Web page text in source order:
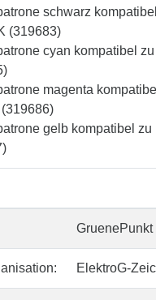
schwarz
(319683)
cyan kompatibel
magenta
gelb kompatibel zu
GruenePunkt
ElektroG-